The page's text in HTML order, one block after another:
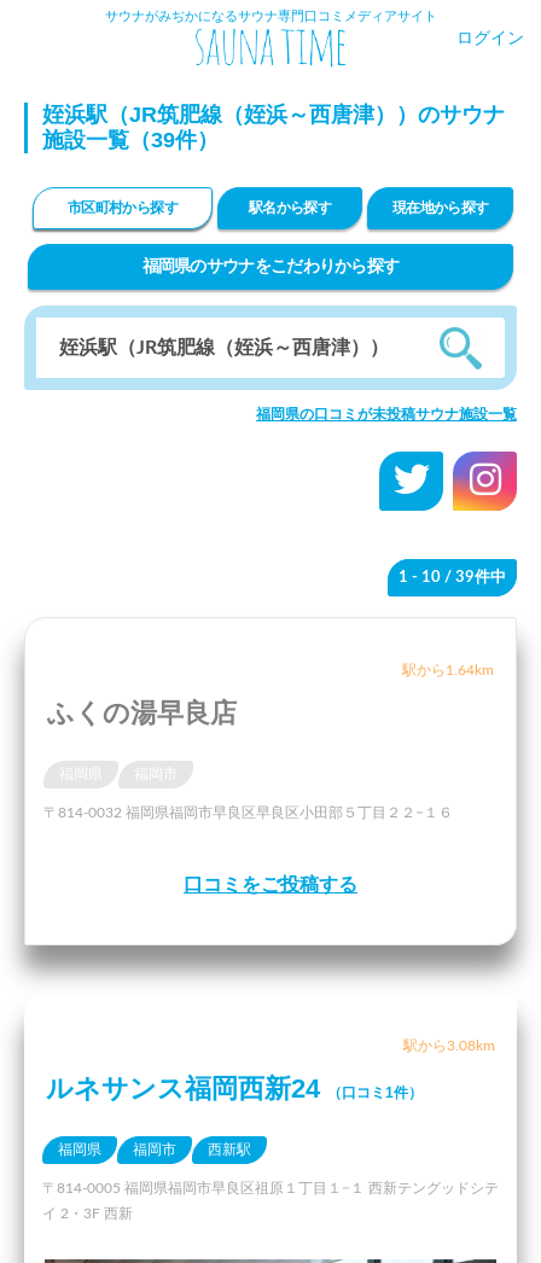
サウナがみぢかになるサウナ専門口コミメディアサイト
ログイン
姪浜駅（JR筑肥線（姪浜～西唐津））のサウナ
施設一覧（39件）
市区町村から探す 駅名から探す 現在地から探す
福岡県のサウナをこだわりから探す
福岡県の口コミが未投稿サウナ施設一覧
1 - 10 / 39件中
駅から1.64km
ふくの湯早良店
〒814-0032 福岡県福岡市早良区早良区小田部５丁目２２−１６
口コミをご投稿する
駅から3.08km
ルネサンス福岡西新24 （口コミ1件）
福岡県 福岡市 西新駅
〒814-0005 福岡県福岡市早良区祖原１丁目１−１ 西新テングッドシテ
イ 2・3F 西新